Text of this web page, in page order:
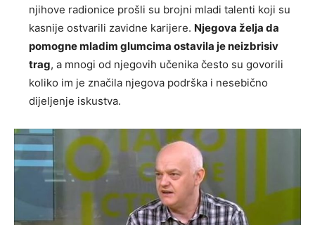
njihove radionice prošli su brojni mladi talenti koji su
kasnije ostvarili zavidne karijere. Njegova želja da
pomogne mladim glumcima ostavila je neizbrisiv
trag, a mnogi od njegovih učenika često su govorili
koliko im je značila njegova podrška i nesebično
dijeljenje iskustva.